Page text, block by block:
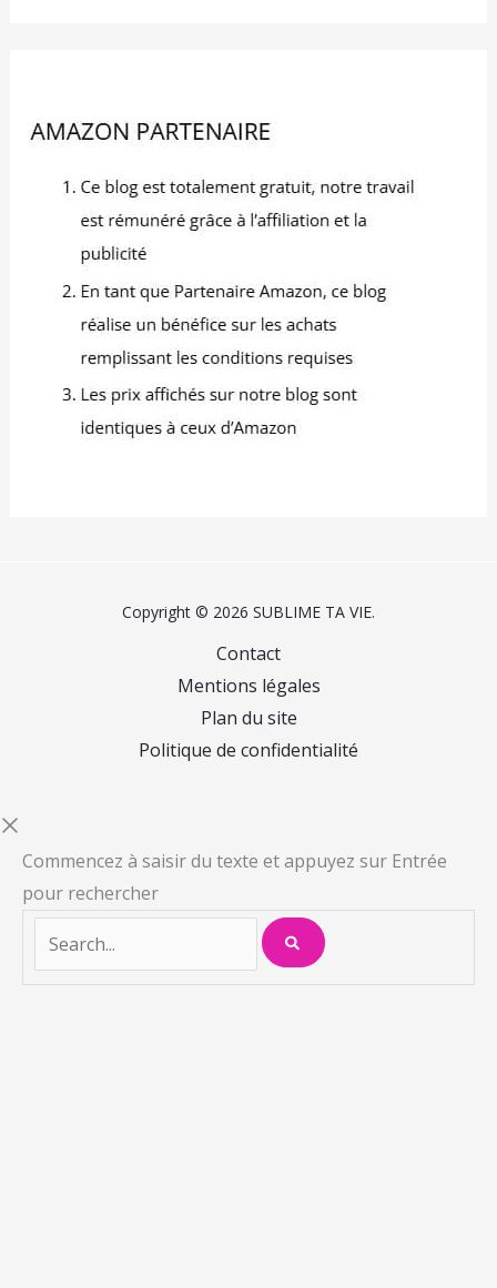
Copyright © 2026 SUBLIME TA VIE.
Contact
Mentions légales
Plan du site
Politique de confidentialité
Commencez à saisir du texte et appuyez sur Entrée
pour rechercher